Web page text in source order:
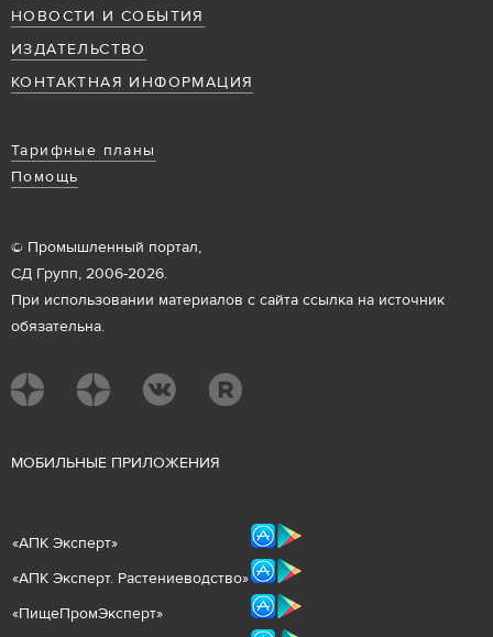
НОВОСТИ И СОБЫТИЯ
ИЗДАТЕЛЬСТВО
КОНТАКТНАЯ ИНФОРМАЦИЯ
Тарифные планы
Помощь
© Промышленный портал,
СД Групп, 2006-2026.
При использовании материалов с сайта ссылка на источник
обязательна.
МОБИЛЬНЫЕ ПРИЛОЖЕНИЯ
«АПК Эксперт»
«АПК Эксперт. Растениеводство»
«ПищеПромЭксперт»